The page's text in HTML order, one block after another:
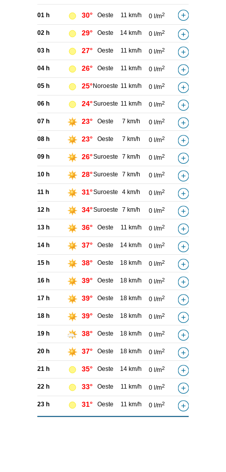
01 h 30° Oeste 11 km/h 0 l/m2
02 h 29° Oeste 14 km/h 0 l/m2
03 h 27° Oeste 11 km/h 0 l/m2
04 h 26° Oeste 11 km/h 0 l/m2
05 h 25° Noroeste 11 km/h 0 l/m2
06 h 24°Suroeste 11 km/h 0 l/m2
07 h 23° Oeste 7 km/h 0 l/m2
08 h 23° Oeste 7 km/h 0 l/m2
09 h 26°Suroeste 7 km/h 0 l/m2
10 h 28°Suroeste 7 km/h 0 l/m2
11 h 31°Suroeste 4 km/h 0 l/m2
12 h 34°Suroeste 7 km/h 0 l/m2
13 h 36° Oeste 11 km/h 0 l/m2
14 h 37° Oeste 14 km/h 0 l/m2
15 h 38° Oeste 18 km/h 0 l/m2
16 h 39° Oeste 18 km/h 0 l/m2
17 h 39° Oeste 18 km/h 0 l/m2
18 h 39° Oeste 18 km/h 0 l/m2
19 h 38° Oeste 18 km/h 0 l/m2
20 h 37° Oeste 18 km/h 0 l/m2
21 h 35° Oeste 14 km/h 0 l/m2
22 h 33° Oeste 11 km/h 0 l/m2
23 h 31° Oeste 11 km/h 0 l/m2